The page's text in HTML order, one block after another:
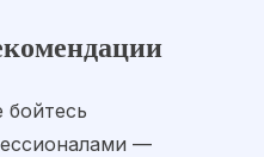
бойтесь
—